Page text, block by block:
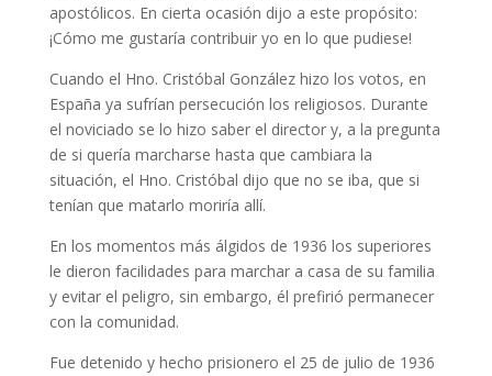
apostólicos. En cierta ocasión dijo a este propósito:
¡Cómo me gustaría contribuir yo en lo que pudiese!
Cuando el Hno. Cristóbal González hizo los votos, en
España ya sufrían persecución los religiosos. Durante
el noviciado se lo hizo saber el director y, a la pregunta
de si quería marcharse hasta que cambiara la
situación, el Hno. Cristóbal dijo que no se iba, que si
tenían que matarlo moriría allí.
En los momentos más álgidos de 1936 los superiores
le dieron facilidades para marchar a casa de su familia
y evitar el peligro, sin embargo, él prefirió permanecer
con la comunidad.
Fue detenido y hecho prisionero el 25 de julio de 1936